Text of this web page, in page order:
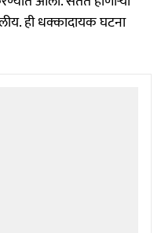
ही धक्कादायक घटना